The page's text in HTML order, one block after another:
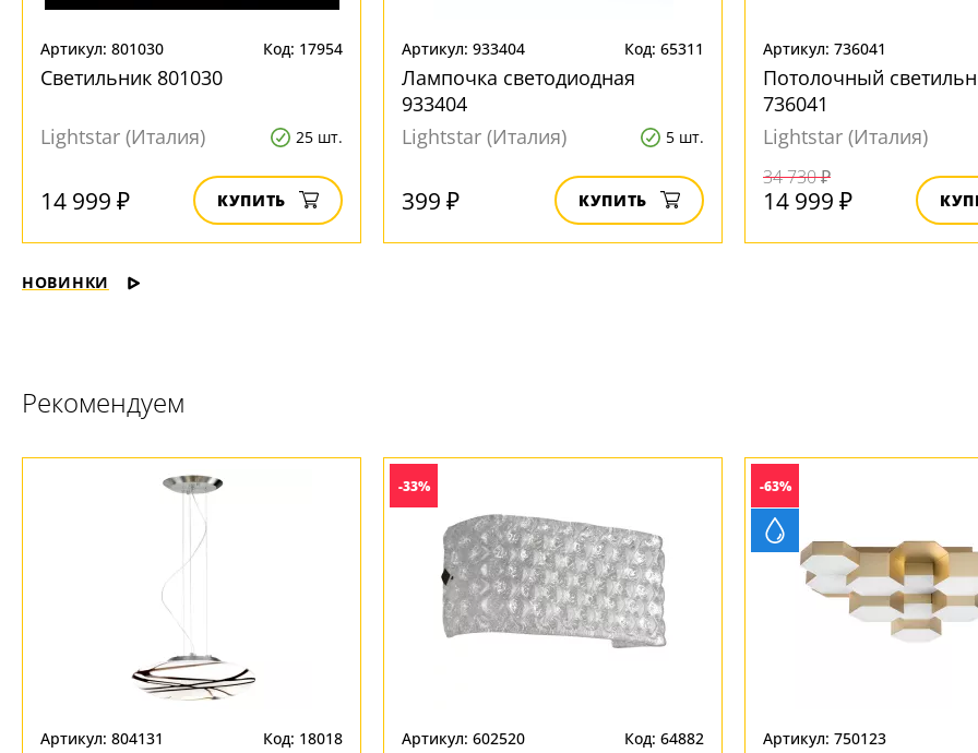
Ваш регион:Москва
+7 (800) 775-63-32 - бесплатно по России
Артикул: 801030 Код: 17954
Светильник 801030
Lightstar (Италия) 25 шт.
14 999 ₽ КУПИТЬ
Артикул: 933404 Код: 65311
Лампочка светодиодная
933404
Lightstar (Италия)
5 шт.
399 ₽ КУПИТЬ
Артикул: 736041
Потолочный
736041
Lightstar (Италия)
34 730 ₽
14 999 ₽
НОВИНКИ
Рекомендуем
Артикул: 804131 Код: 18018
-33%
Артикул: 602520 Код: 64882
-63%
Артикул: 750123